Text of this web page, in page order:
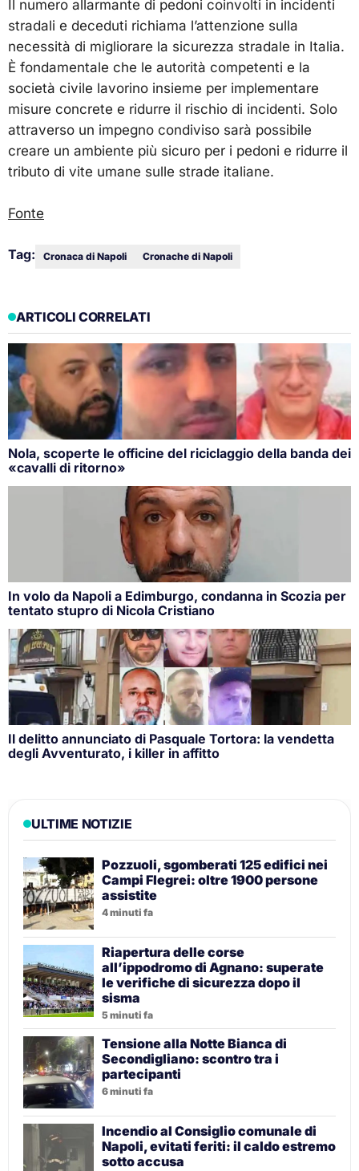
Il numero allarmante di pedoni coinvolti in incidenti
stradali e deceduti richiama l’attenzione sulla
necessità di migliorare la sicurezza stradale in Italia.
È fondamentale che le autorità competenti e la
società civile lavorino insieme per implementare
misure concrete e ridurre il rischio di incidenti. Solo
attraverso un impegno condiviso sarà possibile
creare un ambiente più sicuro per i pedoni e ridurre il
tributo di vite umane sulle strade italiane.
Fonte
Tag: Cronaca di Napoli Cronache di Napoli
ARTICOLI CORRELATI
Nola, scoperte le officine del riciclaggio della banda dei
«cavalli di ritorno»
In volo da Napoli a Edimburgo, condanna in Scozia per
tentato stupro di Nicola Cristiano
Il delitto annunciato di Pasquale Tortora: la vendetta
degli Avventurato, i killer in affitto
ULTIME NOTIZIE
Pozzuoli, sgomberati 125 edifici nei
Campi Flegrei: oltre 1900 persone
assistite
4 minuti fa
Riapertura delle corse
all’ippodromo di Agnano: superate
le verifiche di sicurezza dopo il
sisma
5 minuti fa
Tensione alla Notte Bianca di
Secondigliano: scontro tra i
partecipanti
6 minuti fa
Incendio al Consiglio comunale di
Napoli, evitati feriti: il caldo estremo
sotto accusa